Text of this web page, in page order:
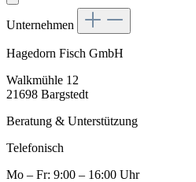
Unternehmen
Hagedorn Fisch GmbH
Walkmühle 12
21698 Bargstedt
Beratung & Unterstützung
Telefonisch
Mo – Fr: 9:00 – 16:00 Uhr